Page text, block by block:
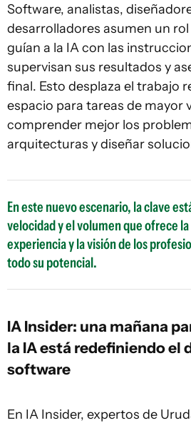
Software, analistas,
desarrolladores asumen un
guían a la IA con las
supervisan sus resultados y
final. Esto desplaza el trabajo
espacio para tareas de mayor
comprender mejor los
arquitecturas y diseñar
En este nuevo escenario, la clave
velocidad y el volumen que ofrece
experiencia y la visión de los
todo su potencial.
IA Insider: una mañana
la IA está redefiniendo el
software
En IA Insider, expertos de